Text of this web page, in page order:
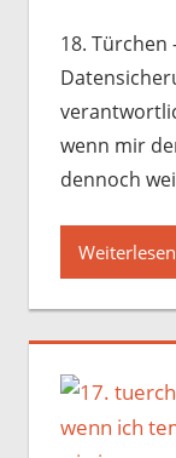
18. Türchen
wenn mir
dennoch
Weiterlesen